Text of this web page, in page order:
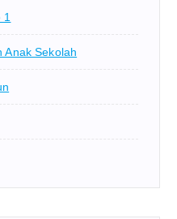
1
Anak Sekolah